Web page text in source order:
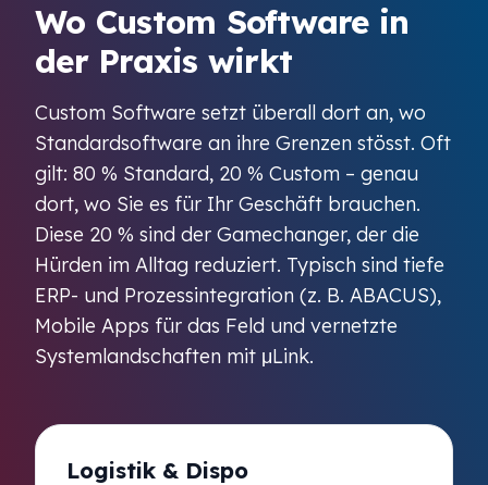
Wo Custom Software in
der Praxis wirkt
Custom Software setzt überall dort an, wo
Standardsoftware an ihre Grenzen stösst. Oft
gilt: 80 % Standard, 20 % Custom – genau
dort, wo Sie es für Ihr Geschäft brauchen.
Diese 20 % sind der Gamechanger, der die
Hürden im Alltag reduziert. Typisch sind tiefe
ERP- und Prozessintegration (z. B. ABACUS),
Mobile Apps für das Feld und vernetzte
Systemlandschaften mit μLink.
Logistik & Dispo